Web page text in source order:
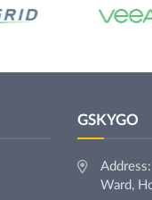
GSKYGO
Ward,